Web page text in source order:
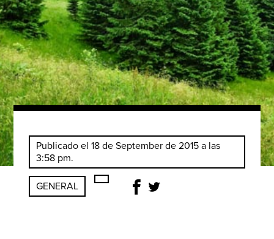
Publicado el 18 de September de 2015 a las
3:58 pm.
GENERAL